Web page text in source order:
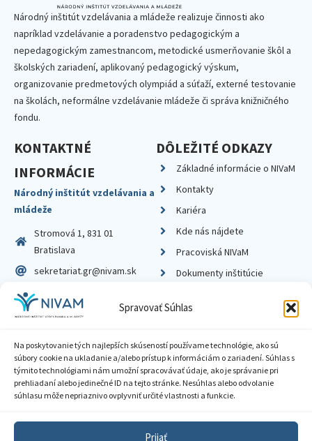
Spravovať Súhlas
Na poskytovanie tých najlepších skúseností používame technológie, ako sú
súbory cookie na ukladanie a/alebo prístup k informáciám o zariadení. Súhlas s
týmito technológiami nám umožní spracovávať údaje, ako je správanie pri
prehliadaní alebo jedinečné ID na tejto stránke. Nesúhlas alebo odvolanie
súhlasu môže nepriaznivo ovplyvniť určité vlastnosti a funkcie.
Prijať
Národný inštitút vzdelávania a mládeže realizuje činnosti ako
napríklad vzdelávanie a poradenstvo pedagogickým a
nepedagogickým zamestnancom, metodické usmerňovanie škôl a
školských zariadení, aplikovaný pedagogický výskum,
organizovanie predmetových olympiád a súťaží, externé testovanie
na školách, neformálne vzdelávanie mládeže či správa knižničného
fondu.
KONTAKTNÉ
INFORMÁCIE
Národný inštitút vzdelávania a
mládeže
Stromová 1, 831 01
Bratislava
sekretariat.gr@nivam.sk
IČO: 00164348
DIČ: 2020798714
DÔLEŽITÉ ODKAZY
Základné informácie o NIVaM
Kontakty
Kariéra
Kde nás nájdete
Pracoviská NIVaM
Dokumenty inštitúcie
Zásady ochrany súkromia